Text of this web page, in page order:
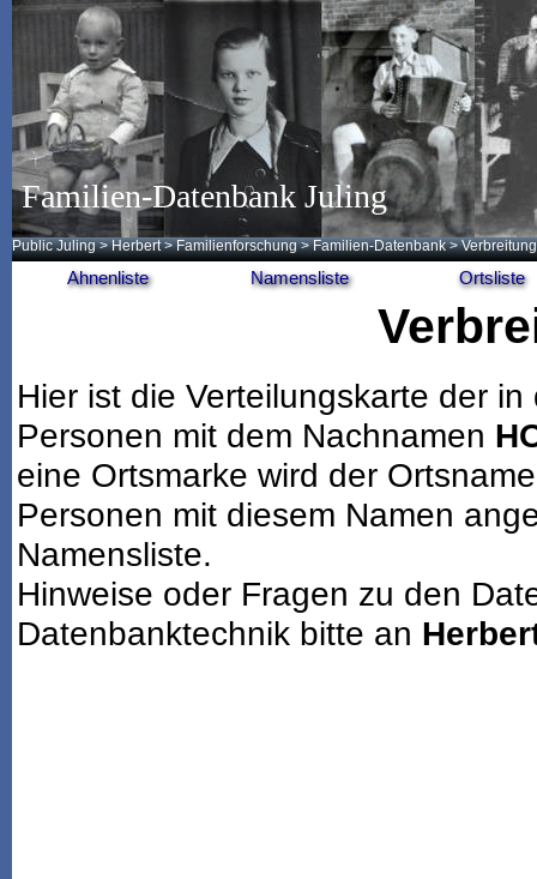
Familien-Datenbank Juling
Public Juling >Herbert >Familienforschung >Familien-Datenbank >
Ahnenliste Namensliste Ortsliste
Hier ist die Verteilungskarte der
Personen mit dem Nachnamen
eine Ortsmarke wird der
Personen mit diesem Namen
Namensliste.
Hinweise oder Fragen zu den
Datenbanktechnik bitte an